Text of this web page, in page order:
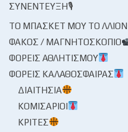
ΣΥΝΈΝΤΕΥΞΗ🎙
ΤΟ ΜΠΆΣΚΕΤ ΜΟΥ ΤΟ ΛΛΊΟΝ
ΦΑΚΌΣ / ΜΑΓΝΗΤΟΣΚΌΠΙΟ
ΦΟΡΕΊΣ ΑΘΛΗΤΙΣΜΟΎ
ΦΟΡΕΊΣ ΚΑΛΑΘΌΣΦΑΙΡΑΣ
ΔΙΑΙΤΗΣΊΑ
ΚΟΜΙΣΆΡΙΟΙ
ΚΡΙΤΈΣ